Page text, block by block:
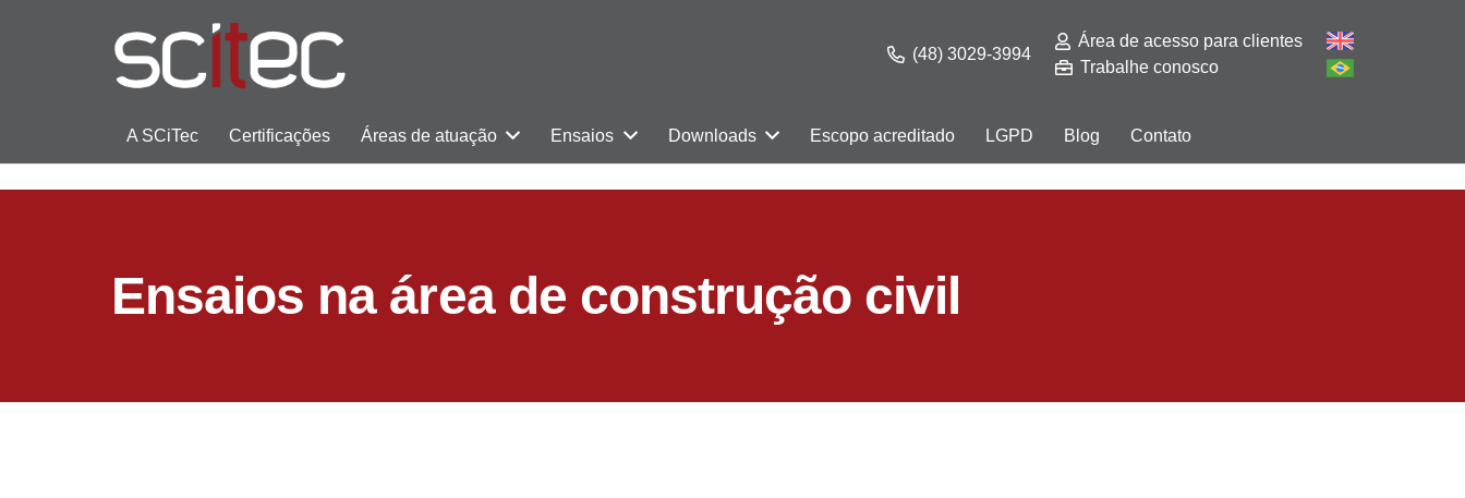
(48) 3029-3994
Área de acesso para clientes
Trabalhe conosco
A SCiTec Certificações Áreas de atuação Ensaios Downloads Escopo acreditado LGPD Blog Contato
Ensaios na área de construção civil